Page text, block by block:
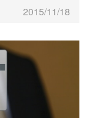
2015/11/18